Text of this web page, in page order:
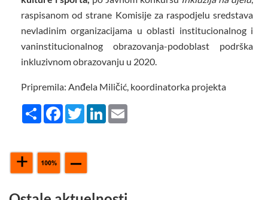
raspisanom od strane Komisije za raspodjelu sredstava
nevladinim organizacijama u oblasti institucionalnog i
vaninstitucionalnog obrazovanja-podoblast podrška
inkluzivnom obrazovanju u 2020.
Pripremila: Anđela Miličić, koordinatorka projekta
Share FacebookTwitterLinkedIn